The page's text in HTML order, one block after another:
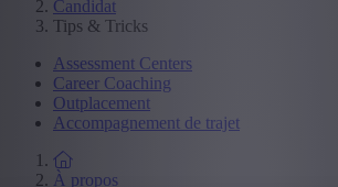
Candidat
Tips & Tricks
Assessment Centers
Career Coaching
Outplacement
Accompagnement de trajet
À propos